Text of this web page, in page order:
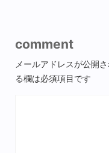
comment
メールアドレスが公開
る欄は必須項目です